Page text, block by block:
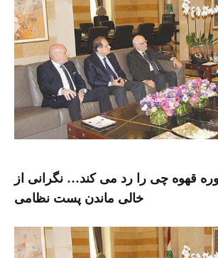
قهوه چی را رد می کند… نگرانی از
خالی ماندن پست نظامی